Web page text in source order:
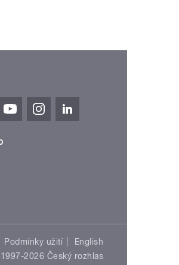
Podmínky užití
English
2026 Český rozhlas